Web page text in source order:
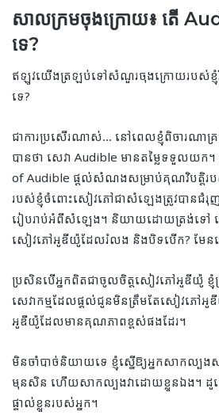
សាលក្រមចុងក្រោយ៖ តើ
ទេ?
ឥឡូវ​យើង​ត្រឡប់​ទៅ​សំណួរ​ចុង​ក្រោយ​របស់​ខ្ញុំ​វិ
ទេ?
ជាការប្រសើរណាស់… នៅពេលខ្ញុំពិចារណាគ្
បានថា សេវា Audible មានតម្លៃទទួលយក។
of Audible ផ្តល់សំណងសម្រាប់គុណវិបត្តិរប
របស់ខ្ញុំចំពោះសៀវភៅជាសំឡេងត្រូវបានជំរុញ
រៀបរាប់អំពីសំឡេង។ និយាយដោយត្រង់ទៅ ត
សៀវភៅអូឌីយ៉ូដែលរំលង និងបិទបើក? មែន
ប្រសិនបើអ្នកពិតជាចូលចិត្តសៀវភៅអូឌីយ៉ូ ខ្ញុំ
សេវាកម្មដែលផ្តល់ជូនមិនត្រឹមតែសៀវភៅអូ
អូឌីយ៉ូដែលមានគុណភាពខ្ពស់ផងដែរ។
មិនចាំបាច់និយាយទេ ខ្ញុំស្នើឱ្យអ្នកសាកល្បង
មុនសិន ហើយសាកល្បងវាដោយខ្លួនឯង។ ដូច្នេ
ផ្ទាល់ខ្លួនរបស់អ្នក។